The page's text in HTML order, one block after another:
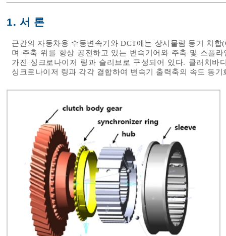
1. 서 론
근간의 자동차용 수동변속기와 DCT에는 상시물림 동기 치
며 주축 위를 항상 공전하고 있는 변속기어와 주축 및 스플
가진 싱크로나이저 링과 슬리브로 구성되어 있다. 클러치바
싱크로나이저 링과 각각 결합하여 변속기 출력축의 속도 동